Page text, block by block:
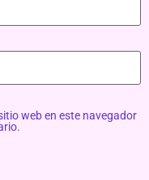
web en este navegador